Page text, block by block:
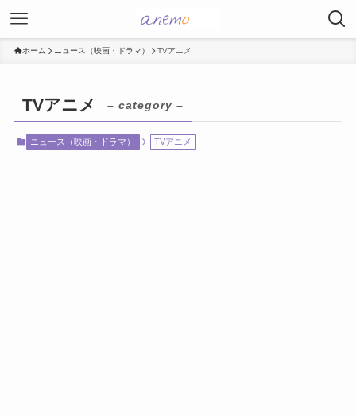
ホーム ニュース（映画・ドラマ） TVアニメ
TVアニメ – category –
ニュース（映画・ドラマ） TVアニメ